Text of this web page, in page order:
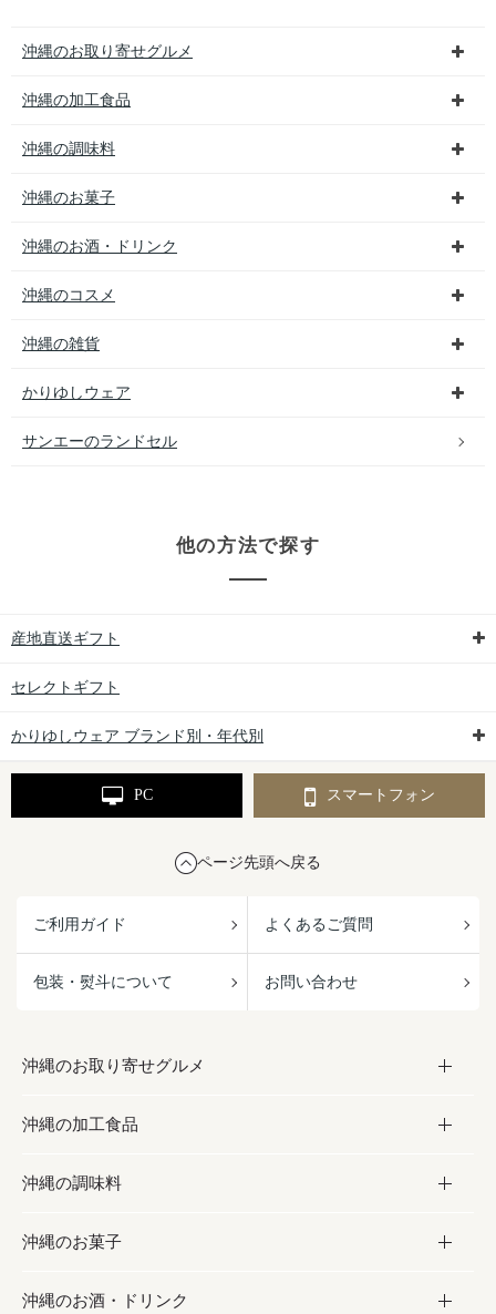
沖縄のお取り寄せグルメ
沖縄の加工食品
沖縄の調味料
沖縄のお菓子
沖縄のお酒・ドリンク
沖縄のコスメ
沖縄の雑貨
かりゆしウェア
サンエーのランドセル
他の方法で探す
産地直送ギフト
セレクトギフト
かりゆしウェア ブランド別・年代別
PC スマートフォン
ページ先頭へ戻る
ご利用ガイド よくあるご質問
包装・熨斗について お問い合わせ
沖縄のお取り寄せグルメ
お取り寄せグルメ
フルーツ・野菜
お肉
海産物
沖縄の加工食品
加工食品
缶詰／パウチ
沖縄料理
沖縄の調味料
調味料
砂糖／黒砂糖
沖縄のお菓子
お菓子
沖縄のお酒・ドリンク